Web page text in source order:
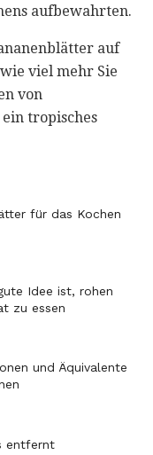
aufbewahrten.
auf
viel mehr Sie
von
tropisches
für das Kochen
Idee ist, rohen
zu essen
und Äquivalente
entfernt